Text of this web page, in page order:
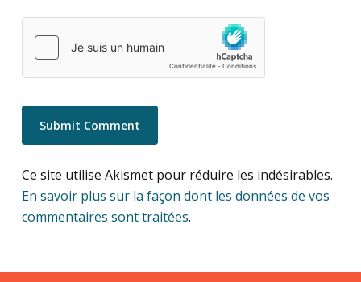
Ce site utilise Akismet pour réduire les indésirables.
En savoir plus sur la façon dont les données de vos
commentaires sont traitées.